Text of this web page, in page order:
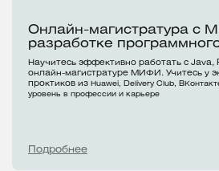
Онлайн-магистратура с
разработке
Научитесь эффективно работать с Java,
онлайн-магистратуре МИФИ. Учитесь у
проктиков из Huawei, Delivery Club,
уровень в профессии и карьере
Подробнее